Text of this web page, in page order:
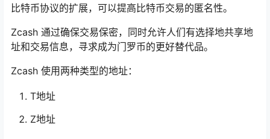
比特币协议的扩展，可以提高比特币交易的匿名性。
Zcash 通过确保交易保密，同时允许人们有选择地共享地
址和交易信息，寻求成为门罗币的更好替代品。
Zcash 使用两种类型的地址：
T地址
Z地址